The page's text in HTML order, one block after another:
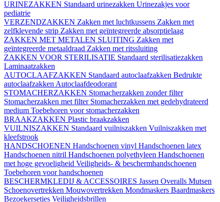
URINEZAKKEN Standaard urinezakken Urinezakjes voor
pediatrie
VERZENDZAKKEN Zakken met luchtkussens Zakken met
zelfklevende strip Zakken met geïntegreerde absorptielaag
ZAKKEN MET METALEN SLUITING Zakken met
geïntegreerde metaaldraad Zakken met ritssluiting
ZAKKEN VOOR STERILISATIE Standaard sterilisatiezakken
Laminaatzakken
AUTOCLAAFZAKKEN Standaard autoclaafzakken Bedrukte
autoclaafzakken Autoclaafdeodorant
STOMACHERZAKKEN Stomacherzakken zonder filter
Stomacherzakken met filter Stomacherzakken met gedehydrateerd
medium Toebehoren voor stomacherzakken
BRAAKZAKKEN Plastic braakzakken
VUILNISZAKKEN Standaard vuilniszakken Vuilniszakken met
kleefstrook
HANDSCHOENEN Handschoenen vinyl Handschoenen latex
Handschoenen nitril Handschoenen polyethyleen Handschoenen
met hoge gevoeligheid Veiligheids- & beschermhandschoenen
Toebehoren voor handschoenen
BESCHERMKLEDIJ & ACCESSOIRES Jassen Overalls Mutsen
Schoenovertrekken Mouwovertrekken Mondmaskers Baardmaskers
Bezoekersetjes Veiligheidsbrillen